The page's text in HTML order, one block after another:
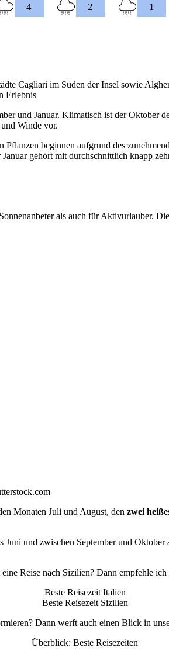
4
2
1
Cagliari im Süden der Insel sowie
Erlebnis
und Januar. Klimatisch ist der Oktober
Winde vor.
beginnen aufgrund des
gehört mit durchschnittlich knapp
als auch für Aktivurlauber.
Monaten Juli und August, den zwei
und zwischen September und Oktober
Reise nach Sizilien? Dann empfehle
Beste Reisezeit Italien
Beste Reisezeit Sizilien
Dann werft auch einen Blick in
Überblick: Beste Reisezeiten